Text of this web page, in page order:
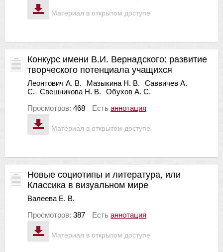
Материал в открытом доступе
Материал в открытом доступе
Конкурс имени В.И. Вернадского: развитие
творческого потенциала учащихся
Леонтович А. В. Мазыкина Н. В.
Саввичев А.
С.
Свешникова Н. В.
Обухов А. С.
Просмотров: 468 Есть аннотация
Материал в открытом доступе
Новые социотипы и литература, или
Классика в визуальном мире
Валеева Е. В.
Просмотров: 387 Есть аннотация